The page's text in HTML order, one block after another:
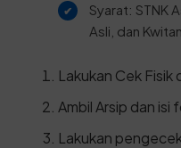
Syarat: STNK
Asli, dan
Lakukan Cek Fisik
Ambil Arsip dan isi
Lakukan